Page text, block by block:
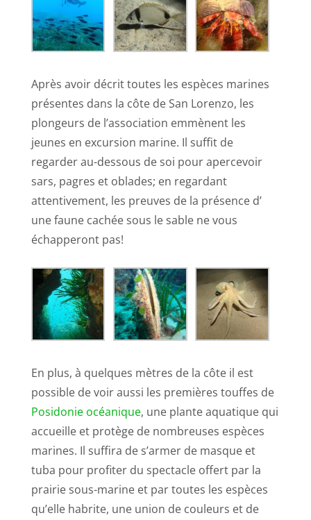
Après avoir décrit toutes les espèces marines
présentes dans la côte de San Lorenzo, les
plongeurs de l’association emmènent les
jeunes en excursion marine. Il suffit de
regarder au-dessous de soi pour apercevoir
sars, pagres et oblades; en regardant
attentivement, les preuves de la présence d’
une faune cachée sous le sable ne vous
échapperont pas!
En plus, à quelques mètres de la côte il est
possible de voir aussi les premières touffes de
Posidonie océanique, une plante aquatique qui
accueille et protège de nombreuses espèces
marines. Il suffira de s’armer de masque et
tuba pour profiter du spectacle offert par la
prairie sous-marine et par toutes les espèces
qu’elle habrite, une union de couleurs et de